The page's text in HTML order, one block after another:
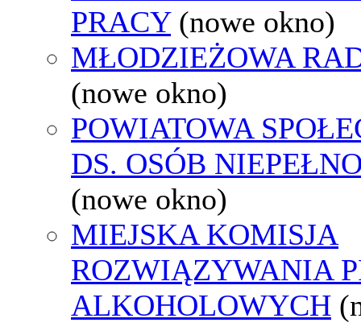
PRACY (nowe okno)
MŁODZIEŻOWA
(nowe okno)
POWIATOWA
DS. OSÓB
(nowe okno)
MIEJSKA KOMISJA
ROZWIĄZYWANIA
ALKOHOLOWYCH